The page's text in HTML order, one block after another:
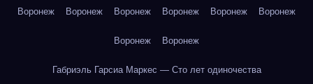
Воронеж Воронеж Воронеж Воронеж Воронеж Воронеж
Воронеж Воронеж
Габриэль Гарсиа Маркес — Сто лет одиночества